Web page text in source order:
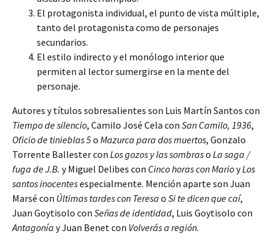
El protagonista individual, el punto de vista múltiple,
tanto del protagonista como de personajes
secundarios.
El estilo indirecto y el monólogo interior que
permiten al lector sumergirse en la mente del
personaje.
Autores y títulos sobresalientes son Luis Martín Santos con
Tiempo de silencio, Camilo José Cela con San Camilo, 1936,
Oficio de tinieblas 5o Mazurca para dos muertos, Gonzalo
Torrente Ballester con Los gozos y las sombraso La saga /
fuga de J.B. y Miguel Delibes con Cinco horas con MarioyLos
santos inocentesespecialmente. Mención aparte son Juan
Marsé con Últimas tardes con Teresa o Si te dicen que caí,
Juan Goytisolo con Señas de identidad, Luis Goytisolo con
Antagonía y Juan Benet con Volverás a región.